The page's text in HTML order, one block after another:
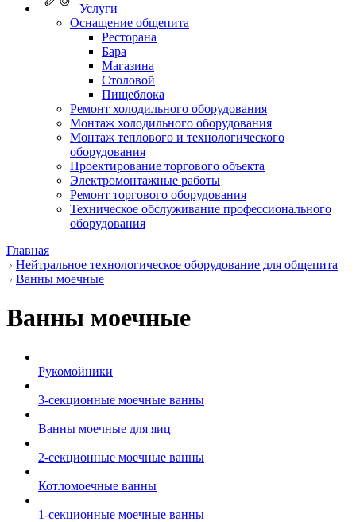
Услуги
Оснащение общепита
Ресторана
Бара
Магазина
Столовой
Пищеблока
Ремонт холодильного оборудования
Монтаж холодильного оборудования
Монтаж теплового и технологического
оборудования
Проектирование торгового объекта
Электромонтажные работы
Ремонт торгового оборудования
Техническое обслуживание профессионального
оборудования
Главная
Нейтральное технологическое оборудование для общепита
Ванны моечные
Ванны моечные
Рукомойники
3-секционные моечные ванны
Ванны моечные для яиц
2-секционные моечные ванны
Котломоечные ванны
1-секционные моечные ванны